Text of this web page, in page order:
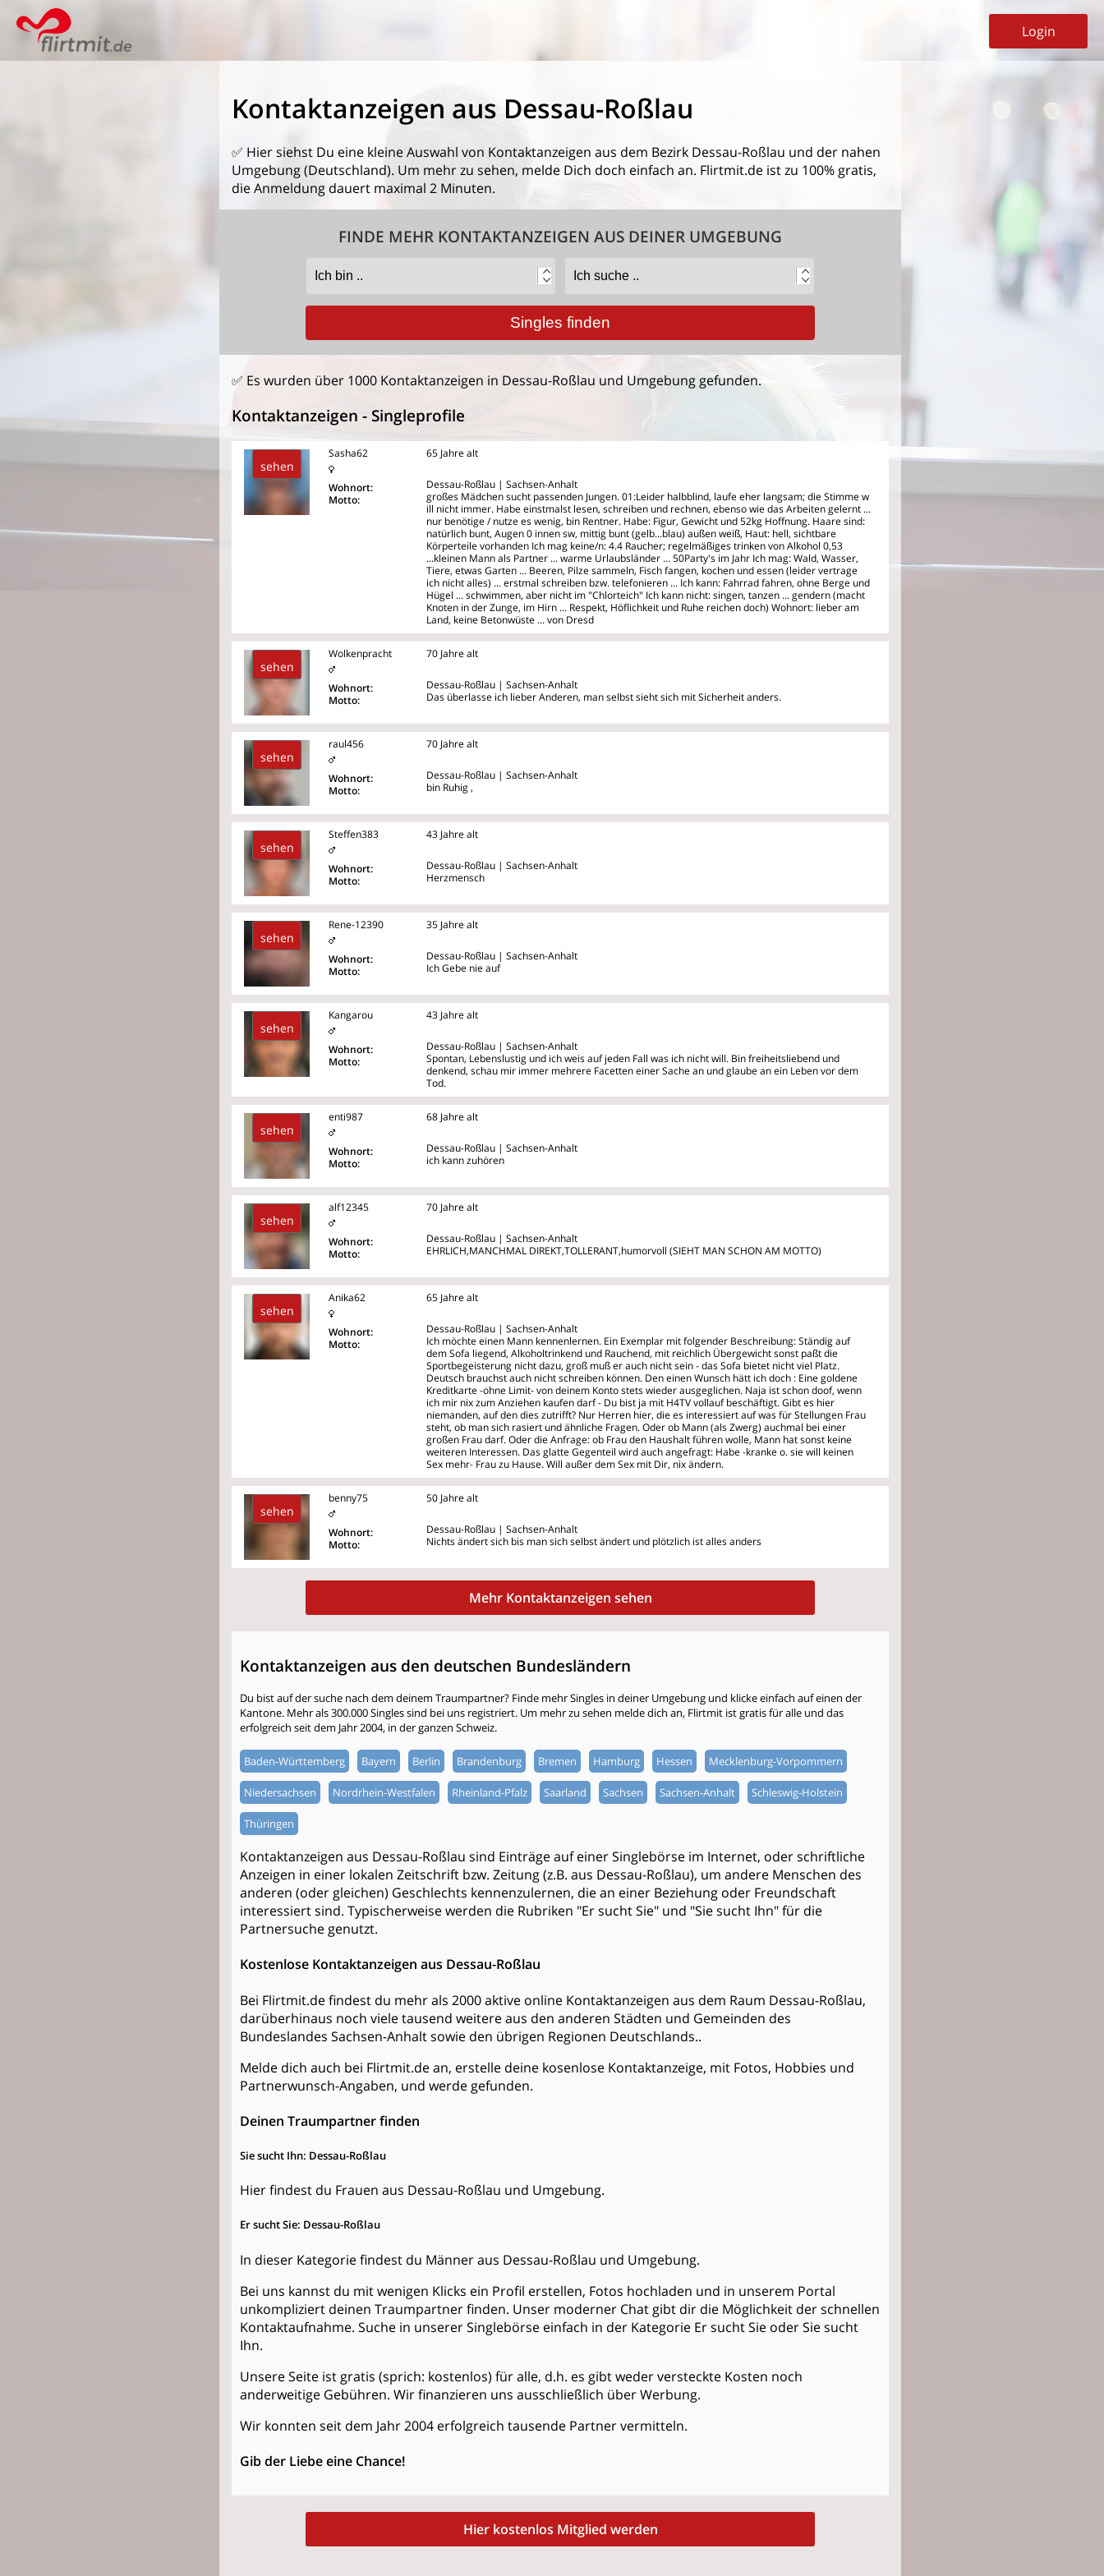
Login
Kontaktanzeigen aus Dessau-Roßlau
✅ Hier siehst Du eine kleine Auswahl von Kontaktanzeigen aus dem Bezirk Dessau-Roßlau und der nahen
Umgebung (Deutschland). Um mehr zu sehen, melde Dich doch einfach an. Flirtmit.de ist zu 100% gratis,
die Anmeldung dauert maximal 2 Minuten.
FINDE MEHR KONTAKTANZEIGEN AUS DEINER UMGEBUNG
✅ Es wurden über 1000 Kontaktanzeigen in Dessau-Roßlau und Umgebung gefunden.
Kontaktanzeigen - Singleprofile
sehen
Sasha62
Wohnort:
Motto:
65 Jahre alt
Dessau-Roßlau | Sachsen-Anhalt
großes Mädchen sucht passenden Jungen. 01:Leider halbblind, laufe eher langsam; die Stimme w
ill nicht immer. Habe einstmalst lesen, schreiben und rechnen, ebenso wie das Arbeiten gelernt ...
nur benötige / nutze es wenig, bin Rentner. Habe: Figur, Gewicht und 52kg Hoffnung. Haare sind:
natürlich bunt, Augen 0 innen sw, mittig bunt (gelb...blau) außen weiß, Haut: hell, sichtbare
Körperteile vorhanden Ich mag keine/n: 4.4 Raucher; regelmäßiges trinken von Alkohol 0,53
...kleinen Mann als Partner ... warme Urlaubsländer ... 50Party's im Jahr Ich mag: Wald, Wasser,
Tiere, etwas Garten ... Beeren, Pilze sammeln, Fisch fangen, kochen und essen (leider vertrage
ich nicht alles) ... erstmal schreiben bzw. telefonieren ... Ich kann: Fahrrad fahren, ohne Berge und
Hügel ... schwimmen, aber nicht im "Chlorteich" Ich kann nicht: singen, tanzen ... gendern (macht
Knoten in der Zunge, im Hirn ... Respekt, Höflichkeit und Ruhe reichen doch) Wohnort: lieber am
Land, keine Betonwüste ... von Dresd
sehen
Wolkenpracht
Wohnort:
Motto:
70 Jahre alt
Dessau-Roßlau | Sachsen-Anhalt
Das überlasse ich lieber Anderen, man selbst sieht sich mit Sicherheit anders.
sehen
raul456
Wohnort:
Motto:
70 Jahre alt
Dessau-Roßlau | Sachsen-Anhalt
bin Ruhig ,
sehen
Steffen383
Wohnort:
Motto:
43 Jahre alt
Dessau-Roßlau | Sachsen-Anhalt
Herzmensch
sehen
Rene-12390
Wohnort:
Motto:
35 Jahre alt
Dessau-Roßlau | Sachsen-Anhalt
Ich Gebe nie auf
sehen
Kangarou
Wohnort:
Motto:
43 Jahre alt
Dessau-Roßlau | Sachsen-Anhalt
Spontan, Lebenslustig und ich weis auf jeden Fall was ich nicht will. Bin freiheitsliebend und
denkend, schau mir immer mehrere Facetten einer Sache an und glaube an ein Leben vor dem
Tod.
sehen
enti987
Wohnort:
Motto:
68 Jahre alt
Dessau-Roßlau | Sachsen-Anhalt
ich kann zuhören
sehen
alf12345
Wohnort:
Motto:
70 Jahre alt
Dessau-Roßlau | Sachsen-Anhalt
EHRLICH,MANCHMAL DIREKT,TOLLERANT,humorvoll (SIEHT MAN SCHON AM MOTTO)
sehen
Anika62
Wohnort:
Motto:
65 Jahre alt
Dessau-Roßlau | Sachsen-Anhalt
Ich möchte einen Mann kennenlernen. Ein Exemplar mit folgender Beschreibung: Ständig auf
dem Sofa liegend, Alkoholtrinkend und Rauchend, mit reichlich Übergewicht sonst paßt die
Sportbegeisterung nicht dazu, groß muß er auch nicht sein - das Sofa bietet nicht viel Platz.
Deutsch brauchst auch nicht schreiben können. Den einen Wunsch hätt ich doch : Eine goldene
Kreditkarte -ohne Limit- von deinem Konto stets wieder ausgeglichen. Naja ist schon doof, wenn
ich mir nix zum Anziehen kaufen darf - Du bist ja mit H4TV vollauf beschäftigt. Gibt es hier
niemanden, auf den dies zutrifft? Nur Herren hier, die es interessiert auf was für Stellungen Frau
steht, ob man sich rasiert und ähnliche Fragen. Oder ob Mann (als Zwerg) auchmal bei einer
großen Frau darf. Oder die Anfrage: ob Frau den Haushalt führen wolle, Mann hat sonst keine
weiteren Interessen. Das glatte Gegenteil wird auch angefragt: Habe -kranke o. sie will keinen
Sex mehr- Frau zu Hause. Will außer dem Sex mit Dir, nix ändern.
sehen
benny75
Wohnort:
Motto:
50 Jahre alt
Dessau-Roßlau | Sachsen-Anhalt
Nichts ändert sich bis man sich selbst ändert und plötzlich ist alles anders
Mehr Kontaktanzeigen sehen
Kontaktanzeigen aus den deutschen Bundesländern
Du bist auf der suche nach dem deinem Traumpartner? Finde mehr Singles in deiner Umgebung und klicke einfach auf einen der
Kantone. Mehr als 300.000 Singles sind bei uns registriert. Um mehr zu sehen melde dich an, Flirtmit ist gratis für alle und das
erfolgreich seit dem Jahr 2004, in der ganzen Schweiz.
Baden-Württemberg Bayern Berlin Brandenburg Bremen Hamburg Hessen Mecklenburg-Vorpommern
Niedersachsen Nordrhein-Westfalen Rheinland-Pfalz Saarland Sachsen Sachsen-Anhalt Schleswig-Holstein
Thüringen
Kontaktanzeigen aus Dessau-Roßlau sind Einträge auf einer Singlebörse im Internet, oder schriftliche
Anzeigen in einer lokalen Zeitschrift bzw. Zeitung (z.B. aus Dessau-Roßlau), um andere Menschen des
anderen (oder gleichen) Geschlechts kennenzulernen, die an einer Beziehung oder Freundschaft
interessiert sind. Typischerweise werden die Rubriken "Er sucht Sie" und "Sie sucht Ihn" für die
Partnersuche genutzt.
Kostenlose Kontaktanzeigen aus Dessau-Roßlau
Bei Flirtmit.de findest du mehr als 2000 aktive online Kontaktanzeigen aus dem Raum Dessau-Roßlau,
darüberhinaus noch viele tausend weitere aus den anderen Städten und Gemeinden des
Bundeslandes Sachsen-Anhalt sowie den übrigen Regionen Deutschlands..
Melde dich auch bei Flirtmit.de an, erstelle deine kosenlose Kontaktanzeige, mit Fotos, Hobbies und
Partnerwunsch-Angaben, und werde gefunden.
Deinen Traumpartner finden
Sie sucht Ihn: Dessau-Roßlau
Hier findest du Frauen aus Dessau-Roßlau und Umgebung.
Er sucht Sie: Dessau-Roßlau
In dieser Kategorie findest du Männer aus Dessau-Roßlau und Umgebung.
Bei uns kannst du mit wenigen Klicks ein Profil erstellen, Fotos hochladen und in unserem Portal
unkompliziert deinen Traumpartner finden. Unser moderner Chat gibt dir die Möglichkeit der schnellen
Kontaktaufnahme. Suche in unserer Singlebörse einfach in der Kategorie Er sucht Sie oderSie sucht
Ihn.
Unsere Seite ist gratis (sprich: kostenlos) für alle, d.h. es gibt weder versteckte Kosten noch
anderweitige Gebühren. Wir finanzieren uns ausschließlich über Werbung.
Wir konnten seit dem Jahr 2004 erfolgreich tausende Partner vermitteln.
Gib der Liebe eine Chance!
Hier kostenlos Mitglied werden